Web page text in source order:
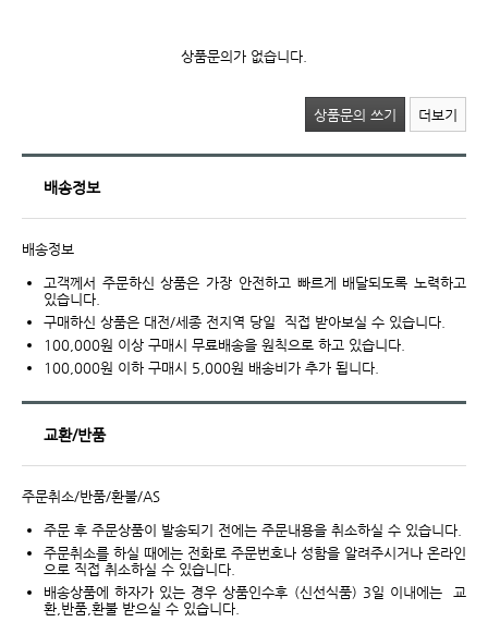
상품문의가 없습니다.
상품문의 쓰기 더보기
배송정보
배송정보
고객께서 주문하신 상품은 가장 안전하고 빠르게 배달되도록 노력하고
있습니다.
구매하신 상품은 대전/세종 전지역 당일 직접 받아보실 수 있습니다.
100,000원 이상 구매시 무료배송을 원칙으로 하고 있습니다.
100,000원 이하 구매시 5,000원 배송비가 추가 됩니다.
교환/반품
주문취소/반품/환불/AS
주문 후 주문상품이 발송되기 전에는 주문내용을 취소하실 수 있습니다.
주문취소를 하실 때에는 전화로 주문번호나 성함을 알려주시거나 온라인
으로 직접 취소하실 수 있습니다.
배송상품에 하자가 있는 경우 상품인수후 (신선식품) 3일 이내에는 교
환,반품,환불 받으실 수 있습니다.